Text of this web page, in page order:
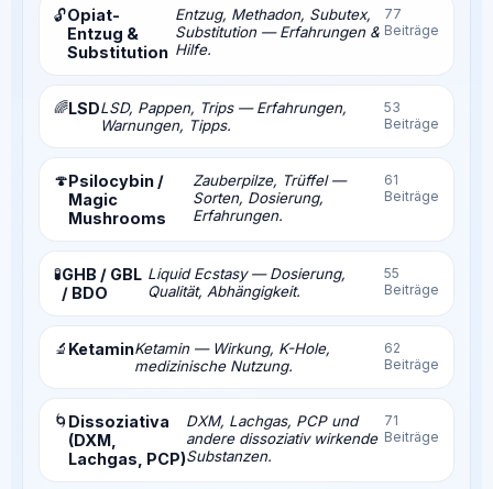
🔓Opiat-
Entzug &
Substitution
Entzug, Methadon, Subutex,
Substitution — Erfahrungen &
Hilfe.
77
Beiträge
🌈LSDLSD, Pappen, Trips — Erfahrungen,
Warnungen, Tipps.
53
Beiträge
🍄Psilocybin /
Magic
Mushrooms
Zauberpilze, Trüffel —
Sorten, Dosierung,
Erfahrungen.
61
Beiträge
🧪GHB / GBL
/ BDO
Liquid Ecstasy — Dosierung,
Qualität, Abhängigkeit.
55
Beiträge
🔬 KetaminKetamin — Wirkung, K-Hole,
medizinische Nutzung.
62
Beiträge
🌀 Dissoziativa
(DXM,
Lachgas, PCP)
DXM, Lachgas, PCP und
andere dissoziativ wirkende
Substanzen.
71
Beiträge